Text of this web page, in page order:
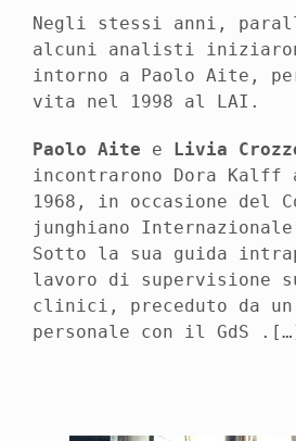
Negli stessi anni,
alcuni analisti
intorno a Paolo Aite,
vita nel 1998 al LAI.
Paolo Aite e
Livia
incontrarono Dora Kalff
1968, in occasione del
junghiano
Sotto la sua guida
lavoro di supervisione
clinici, preceduto da
personale con il GdS